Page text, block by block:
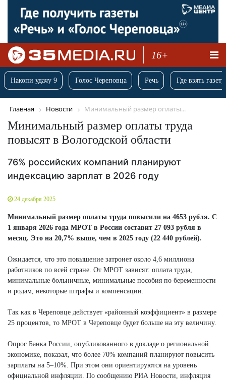
16+
Накопи удачу 9 Голос Череповца Речь Где взять
Главная Новости Минимальный размер оплаты...
Минимальный размер оплаты труда
повысят в Вологодской области
76% российских компаний планируют
индексацию зарплат в 2026 году
24 декабря 2025
Минимальный размер оплаты труда повысили на 4653 рубля. С
1 января 2026 года МРОТ в России составит 27 093 рубля в
месяц. Это на 20,7% выше, чем в 2025 году (22 440 рублей).
Ожидается, что это повышение затронет около 4,6 миллиона
работников по всей стране. От МРОТ зависят: оплата труда,
минимальные больничные, минимальные пособия по беременности
и родам, некоторые штрафы и компенсации.
Так как в Череповце действует «районный коэффициент» в размере
25 процентов, то МРОТ в Череповце будет больше на эту величину.
Опрос Банка России, опубликованного в докладе о региональной
экономике, показал, что более 70% компаний планируют повысить
зарплаты на 5–10%. При этом они ориентируются на уровень
официальной инфляции. По сообщению РИА Новости, инфляция